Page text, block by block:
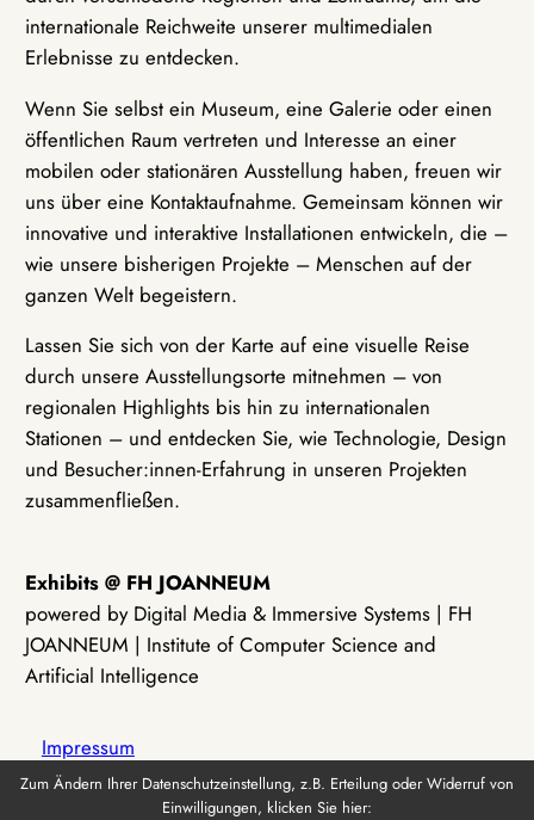
internationale Reichweite unserer multimedialen
Erlebnisse zu entdecken.
Wenn Sie selbst ein Museum, eine Galerie oder einen
öffentlichen Raum vertreten und Interesse an einer
mobilen oder stationären Ausstellung haben, freuen wir
uns über eine Kontaktaufnahme. Gemeinsam können wir
innovative und interaktive Installationen entwickeln, die –
wie unsere bisherigen Projekte – Menschen auf der
ganzen Welt begeistern.
Lassen Sie sich von der Karte auf eine visuelle Reise
durch unsere Ausstellungsorte mitnehmen – von
regionalen Highlights bis hin zu internationalen
Stationen – und entdecken Sie, wie Technologie, Design
und Besucher:innen-Erfahrung in unseren Projekten
zusammenfließen.
Exhibits @ FH JOANNEUM
powered by Digital Media & Immersive Systems | FH
JOANNEUM | Institute of Computer Science and
Artificial Intelligence
Impressum
Zum Ändern Ihrer Datenschutzeinstellung, z.B. Erteilung oder Widerruf von
Einwilligungen, klicken Sie hier: